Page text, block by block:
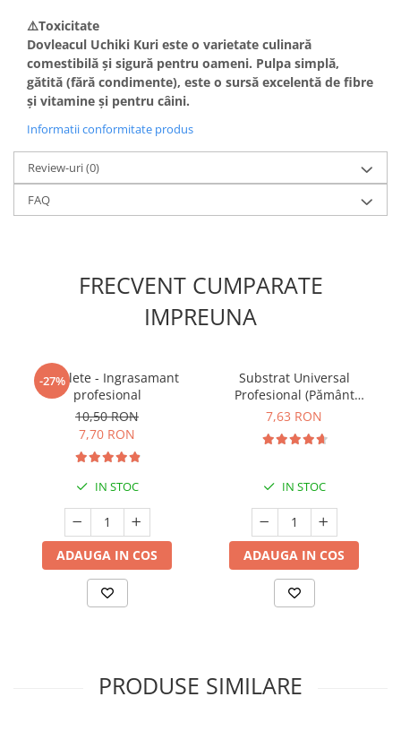
⚠️Toxicitate
Dovleacul Uchiki Kuri este o varietate culinară
comestibilă și sigură pentru oameni. Pulpa simplă,
gătită (fără condimente), este o sursă excelentă de fibre
și vitamine și pentru câini.
Informatii conformitate produs
Review-uri(0)
FAQ
FRECVENT CUMPARATE
IMPREUNA
-27%
5 Tablete - Ingrasamant
profesional
10,50 RON
7,70 RON
IN STOC
ADAUGA IN COS
Substrat Universal
Profesional (Pământ
Premium) - 5 L
7,63 RON
IN STOC
ADAUGA IN COS
PRODUSE SIMILARE